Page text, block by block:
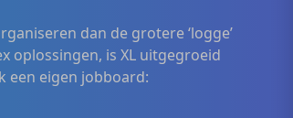
dan de grotere ‘logge’
oplossingen, is XL uitgegroeid
een eigen jobboard: